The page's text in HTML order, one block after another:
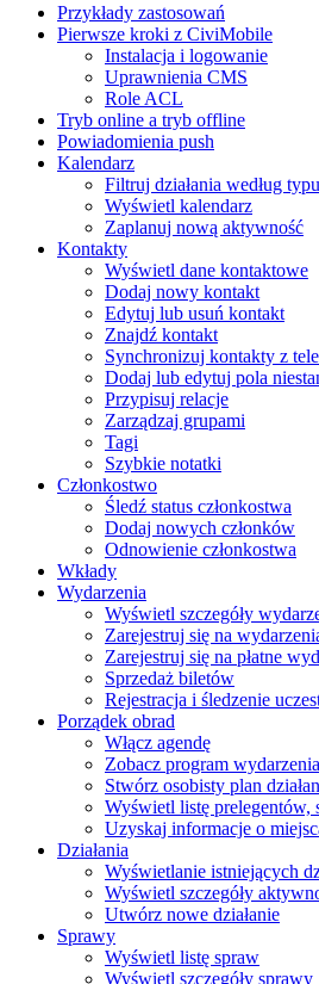
Przykłady zastosowań
Pierwsze kroki z CiviMobile
Instalacja i logowanie
Uprawnienia CMS
Role ACL
Tryb online a tryb offline
Powiadomienia push
Kalendarz
Filtruj działania według typu
Wyświetl kalendarz
Zaplanuj nową aktywność
Kontakty
Wyświetl dane kontaktowe
Dodaj nowy kontakt
Edytuj lub usuń kontakt
Znajdź kontakt
Synchronizuj kontakty z
Dodaj lub edytuj pola
Przypisuj relacje
Zarządzaj grupami
Tagi
Szybkie notatki
Członkostwo
Śledź status członkostwa
Dodaj nowych członków
Odnowienie członkostwa
Wkłady
Wydarzenia
Wyświetl szczegóły
Zarejestruj się na
Zarejestruj się na płatne
Sprzedaż biletów
Rejestracja i śledzenie
Porządek obrad
Włącz agendę
Zobacz program
Stwórz osobisty plan
Wyświetl listę prelegentów,
Uzyskaj informacje o
Działania
Wyświetlanie istniejących
Wyświetl szczegóły
Utwórz nowe działanie
Sprawy
Wyświetl listę spraw
Wyświetl szczegóły sprawy